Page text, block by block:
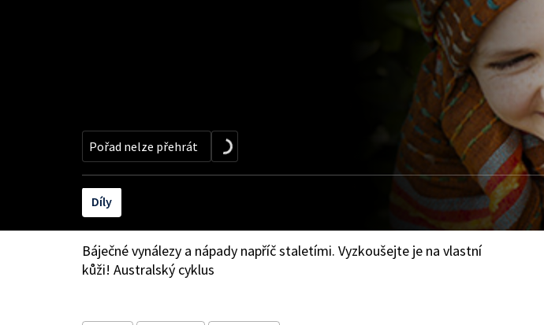
Pořad nelze přehrát
Díly
Báječné vynálezy a nápady napříč staletími. Vyzkoušejte je na vlastní
kůži! Australský cyklus